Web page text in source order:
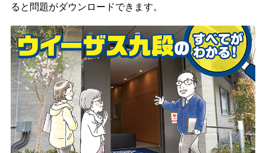
ると問題がダウンロードできます。